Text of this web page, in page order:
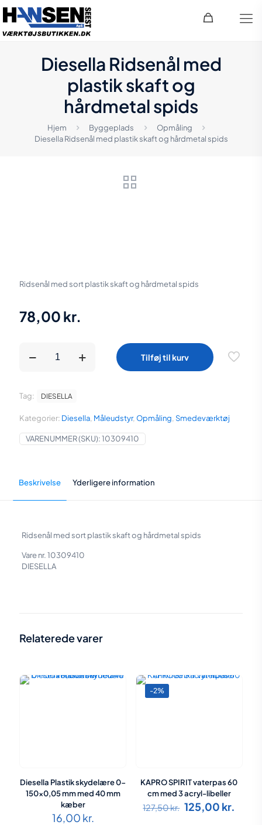
Diesella Ridsenål med
plastik skaft og
hårdmetal spids
Hjem Byggeplads
Opmåling
Diesella Ridsenål med plastik skaft og hårdmetal spids
Ridsenål med sort plastik skaft og hårdmetal spids
78,00 kr.
Ridsenål
skaft
og
hårdmetal
spids
antal
Tilføj til kurv
VARENUMMER (SKU):10309410
Kategorier: Diesella, Måleudstyr, Opmåling, Smedeværktøj
Tag: DIESELLA
Beskrivelse Yderligere information
Ridsenål med sort plastik skaft og hårdmetal spids
Vare nr. 10309410
DIESELLA
Relaterede varer
Diesella Plastik skydelære 0-
150×0,05 mm med 40 mm
kæber
16,00 kr.
-2%
KAPRO SPIRIT vaterpas 60
cm med 3 acryl-libeller
127,50kr. Den
oprindelige
125,00 kr.